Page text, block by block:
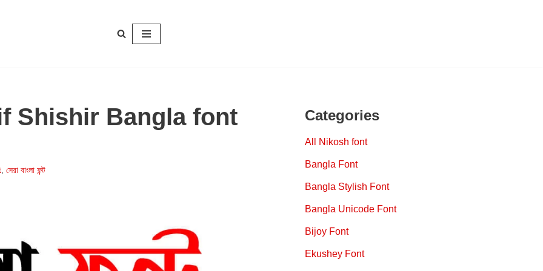
Shishir Bangla font
সেরা বাংলা ফন্ট
Categories
All Nikosh font
Bangla Font
Bangla Stylish Font
Bangla Unicode Font
Bijoy Font
Ekushey Font